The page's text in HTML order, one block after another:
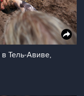
Тель-Авиве,